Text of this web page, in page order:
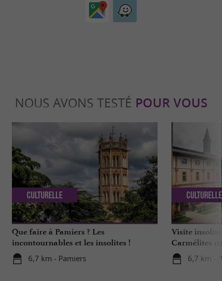
NOUS AVONS TESTÉ POUR VOUS
Que faire à Pamiers ? Les
incontournables et les insolites !
6,7 km - Pamiers
Culturelle
Visite
Carmélites
6,7 km -
Culturelle